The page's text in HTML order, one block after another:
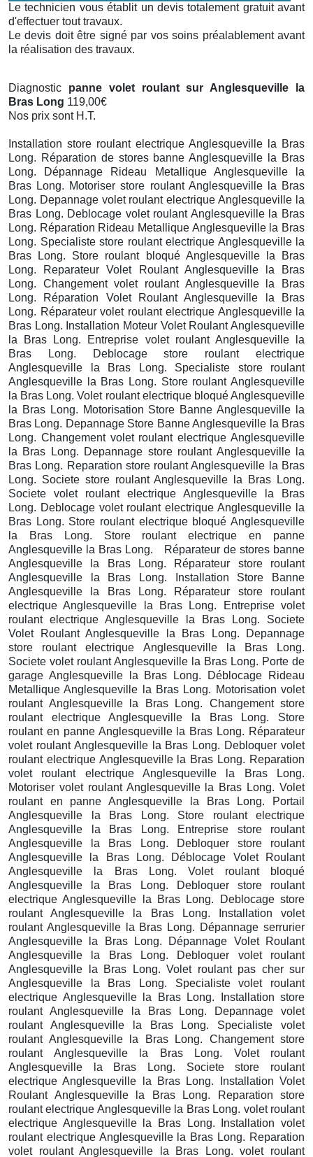
Le technicien vous établit un devis totalement gratuit avant
d'effectuer tout travaux.
Le devis doit être signé par vos soins préalablement avant
la réalisation des travaux.
Diagnostic panne volet roulant sur Anglesqueville la
Bras Long 119,00€
Nos prix sont H.T.
Installation store roulant electrique Anglesqueville la Bras
Long. Réparation de stores banne Anglesqueville la Bras
Long. Dépannage Rideau Metallique Anglesqueville la
Bras Long. Motoriser store roulant Anglesqueville la Bras
Long. Depannage volet roulant electrique Anglesqueville la
Bras Long. Deblocage volet roulant Anglesqueville la Bras
Long. Réparation Rideau Metallique Anglesqueville la Bras
Long. Specialiste store roulant electrique Anglesqueville la
Bras Long. Store roulant bloqué Anglesqueville la Bras
Long. Reparateur Volet Roulant Anglesqueville la Bras
Long. Changement volet roulant Anglesqueville la Bras
Long. Réparation Volet Roulant Anglesqueville la Bras
Long. Réparateur volet roulant electrique Anglesqueville la
Bras Long. Installation Moteur Volet Roulant Anglesqueville
la Bras Long. Entreprise volet roulant Anglesqueville la
Bras Long. Deblocage store roulant electrique
Anglesqueville la Bras Long. Specialiste store roulant
Anglesqueville la Bras Long. Store roulant Anglesqueville
la Bras Long. Volet roulant electrique bloqué Anglesqueville
la Bras Long. Motorisation Store Banne Anglesqueville la
Bras Long. Depannage Store Banne Anglesqueville la Bras
Long. Changement volet roulant electrique Anglesqueville
la Bras Long. Depannage store roulant Anglesqueville la
Bras Long. Reparation store roulant Anglesqueville la Bras
Long. Societe store roulant Anglesqueville la Bras Long.
Societe volet roulant electrique Anglesqueville la Bras
Long. Deblocage volet roulant electrique Anglesqueville la
Bras Long. Store roulant electrique bloqué Anglesqueville
la Bras Long. Store roulant electrique en panne
Anglesqueville la Bras Long. Réparateur de stores banne
Anglesqueville la Bras Long. Réparateur store roulant
Anglesqueville la Bras Long. Installation Store Banne
Anglesqueville la Bras Long. Réparateur store roulant
electrique Anglesqueville la Bras Long. Entreprise volet
roulant electrique Anglesqueville la Bras Long. Societe
Volet Roulant Anglesqueville la Bras Long. Depannage
store roulant electrique Anglesqueville la Bras Long.
Societe volet roulant Anglesqueville la Bras Long. Porte de
garage Anglesqueville la Bras Long. Déblocage Rideau
Metallique Anglesqueville la Bras Long. Motorisation volet
roulant Anglesqueville la Bras Long. Changement store
roulant electrique Anglesqueville la Bras Long. Store
roulant en panne Anglesqueville la Bras Long. Réparateur
volet roulant Anglesqueville la Bras Long. Debloquer volet
roulant electrique Anglesqueville la Bras Long. Reparation
volet roulant electrique Anglesqueville la Bras Long.
Motoriser volet roulant Anglesqueville la Bras Long. Volet
roulant en panne Anglesqueville la Bras Long. Portail
Anglesqueville la Bras Long. Store roulant electrique
Anglesqueville la Bras Long. Entreprise store roulant
Anglesqueville la Bras Long. Debloquer store roulant
Anglesqueville la Bras Long. Déblocage Volet Roulant
Anglesqueville la Bras Long. Volet roulant bloqué
Anglesqueville la Bras Long. Debloquer store roulant
electrique Anglesqueville la Bras Long. Deblocage store
roulant Anglesqueville la Bras Long. Installation volet
roulant Anglesqueville la Bras Long. Dépannage serrurier
Anglesqueville la Bras Long. Dépannage Volet Roulant
Anglesqueville la Bras Long. Debloquer volet roulant
Anglesqueville la Bras Long. Volet roulant pas cher sur
Anglesqueville la Bras Long. Specialiste volet roulant
electrique Anglesqueville la Bras Long. Installation store
roulant Anglesqueville la Bras Long. Depannage volet
roulant Anglesqueville la Bras Long. Specialiste volet
roulant Anglesqueville la Bras Long. Changement store
roulant Anglesqueville la Bras Long. Volet roulant
Anglesqueville la Bras Long. Societe store roulant
electrique Anglesqueville la Bras Long. Installation Volet
Roulant Anglesqueville la Bras Long. Reparation store
roulant electrique Anglesqueville la Bras Long. volet roulant
electrique Anglesqueville la Bras Long. Installation volet
roulant electrique Anglesqueville la Bras Long. Reparation
volet roulant Anglesqueville la Bras Long. volet roulant